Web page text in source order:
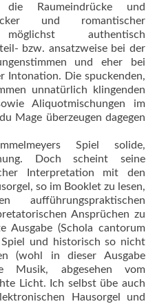
die Raumeindrücke und
und romantischer
möglichst authentisch
bzw. ansatzweise bei der
und eher bei
Intonation. Die spuckenden,
unnatürlich klingenden
Aliquotmischungen im
Mage überzeugen da­gegen
Spiel solide,
Doch scheint seine
Interpretation mit den
so im Booklet zu lesen,
Ansprüchen zu
Ausgabe (Schola cantorum
Spiel und historisch so nicht
(wohl in dieser Ausgabe
Musik, abgesehen vom
Licht. Ich selbst übe auch
Hausorgel und